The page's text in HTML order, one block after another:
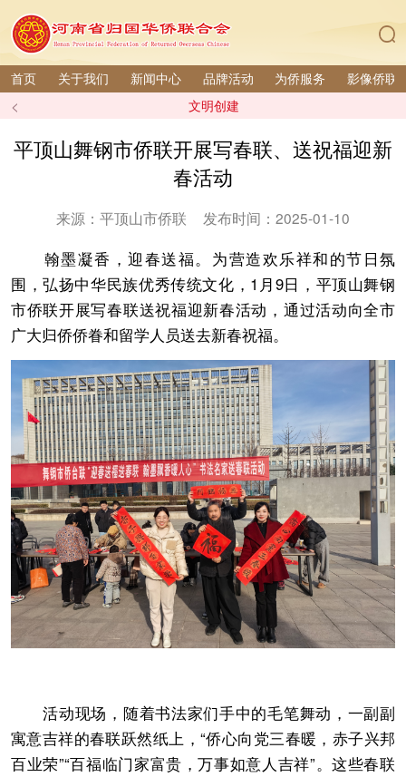
首页 关于我们 新闻中心 品牌活动 为侨服务 影像侨联
< 文明创建
平顶山舞钢市侨联开展写春联、送祝福迎新
春活动
来源：平顶山市侨联 发布时间：2025-01-10
翰墨凝香，迎春送福。为营造欢乐祥和的节日氛
围，弘扬中华民族优秀传统文化，1月9日，平顶山舞钢
市侨联开展写春联送祝福迎新春活动，通过活动向全市
广大归侨侨眷和留学人员送去新春祝福。
活动现场，随着书法家们手中的毛笔舞动，一副副
寓意吉祥的春联跃然纸上，“侨心向党三春暖，赤子兴邦
百业荣”“百福临门家富贵，万事如意人吉祥”。这些春联